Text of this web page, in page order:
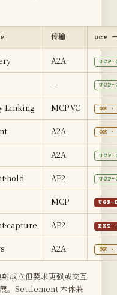
传输 UCP
A2A UCP-
— UCP-
Linking MCP·VC OK ·
A2A OK ·
A2A UCP-
AP2 UCP-
MCP UGP-
AP2 EXT
A2A OK ·
成立但要求更强或交互
。Settlement 本体兼